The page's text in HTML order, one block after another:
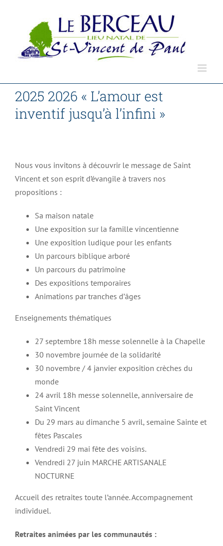
contenu
2025 2026 « L’amour est
inventif jusqu’à l’infini »
Nous vous invitons à découvrir le message de Saint
Vincent et son esprit d’évangile à travers nos
propositions :
Sa maison natale
Une exposition sur la famille vincentienne
Une exposition ludique pour les enfants
Un parcours biblique arboré
Un parcours du patrimoine
Des expositions temporaires
Animations par tranches d’âges
Enseignements thématiques
27 septembre 18h messe solennelle à la Chapelle
30 novembre journée de la solidarité
30 novembre / 4 janvier exposition crèches du
monde
24 avril 18h messe solennelle, anniversaire de
Saint Vincent
Du 29 mars au dimanche 5 avril, semaine Sainte et
fêtes Pascales
Vendredi 29 mai fête des voisins.
Vendredi 27 juin MARCHE ARTISANALE
NOCTURNE
Accueil des retraites toute l’année. Accompagnement
individuel.
Retraites animées par les communautés :